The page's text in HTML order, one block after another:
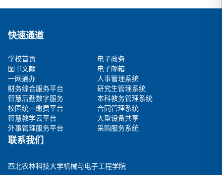
快速通道
学校首页
电子政务
图书文献
电子邮箱
一网通办
人事管理系统
财务综合服务平台
研究生管理系统
智慧后勤数字服务
本科教务管理系统
校园统一缴费平台
合同管理系统
智慧教学云平台
大型设备共享
外事管理服务平台
采购服务系统
联系我们
西北农林科技大学机械与电子工程学院